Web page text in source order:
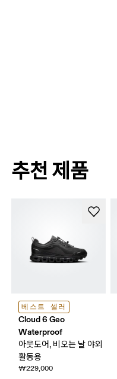
추천 제품
베스트 셀러
Cloud 6 Geo
Waterproof
아웃도어, 비오는 날 야외
활동용
₩229,000